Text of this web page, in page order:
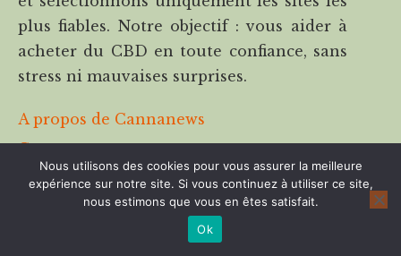
plus fiables. Notre objectif : vous aider à
acheter du CBD en toute confiance, sans
stress ni mauvaises surprises.
A propos de Cannanews
Contactez-nous
Cannalight.it
Disclaimer & transparence
Nous utilisons des cookies pour vous assurer la meilleure
expérience sur notre site. Si vous continuez à utiliser ce site,
nous estimons que vous en êtes satisfait.
Ok